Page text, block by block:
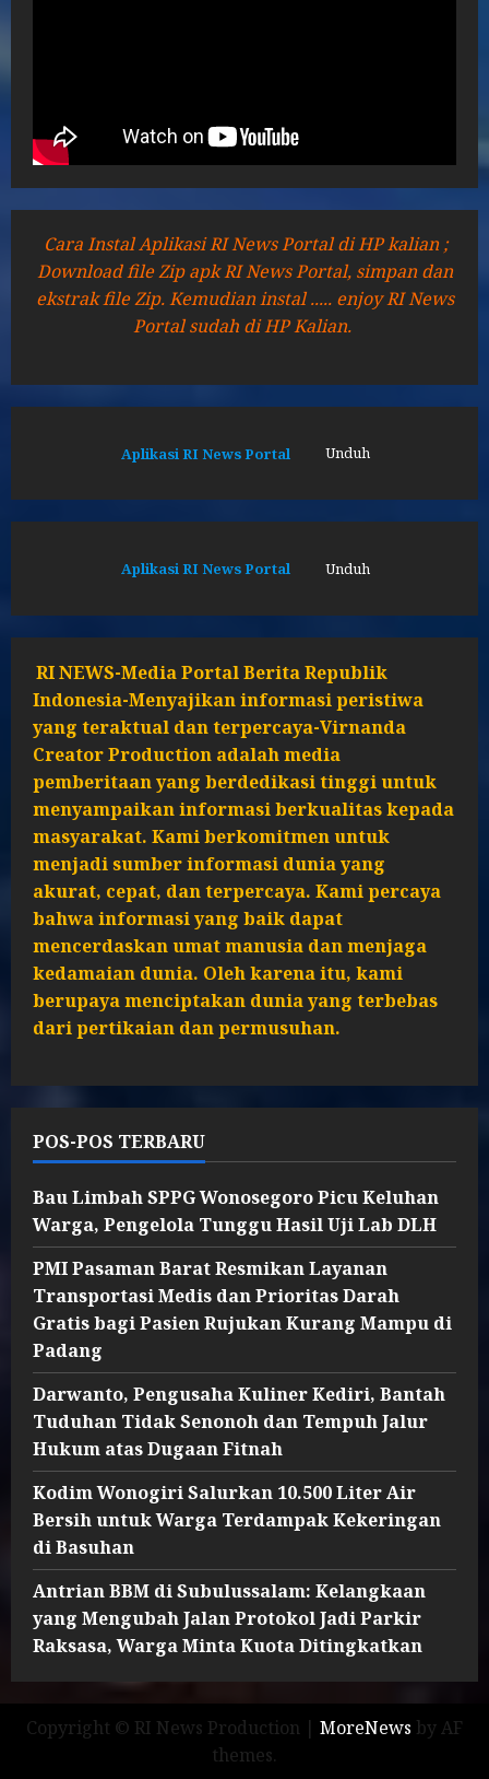
Cara Instal Aplikasi RI News Portal di HP kalian ;
Download file Zip apk RI News Portal, simpan dan
ekstrak file Zip. Kemudian instal ..... enjoy RI News
Portal sudah di HP Kalian.
Aplikasi RI News Portal Unduh
Aplikasi RI News Portal Unduh
RI NEWS-Media Portal Berita Republik
Indonesia-Menyajikan informasi peristiwa
yang teraktual dan terpercaya-Virnanda
Creator Production adalah media
pemberitaan yang berdedikasi tinggi untuk
menyampaikan informasi berkualitas kepada
masyarakat. Kami berkomitmen untuk
menjadi sumber informasi dunia yang
akurat, cepat, dan terpercaya. Kami percaya
bahwa informasi yang baik dapat
mencerdaskan umat manusia dan menjaga
kedamaian dunia. Oleh karena itu, kami
berupaya menciptakan dunia yang terbebas
dari pertikaian dan permusuhan.
POS-POS TERBARU
Bau Limbah SPPG Wonosegoro Picu Keluhan
Warga, Pengelola Tunggu Hasil Uji Lab DLH
PMI Pasaman Barat Resmikan Layanan
Transportasi Medis dan Prioritas Darah
Gratis bagi Pasien Rujukan Kurang Mampu di
Padang
Darwanto, Pengusaha Kuliner Kediri, Bantah
Tuduhan Tidak Senonoh dan Tempuh Jalur
Hukum atas Dugaan Fitnah
Kodim Wonogiri Salurkan 10.500 Liter Air
Bersih untuk Warga Terdampak Kekeringan
di Basuhan
Antrian BBM di Subulussalam: Kelangkaan
yang Mengubah Jalan Protokol Jadi Parkir
Raksasa, Warga Minta Kuota Ditingkatkan
Copyright © RI News Production | MoreNews by AF
themes.